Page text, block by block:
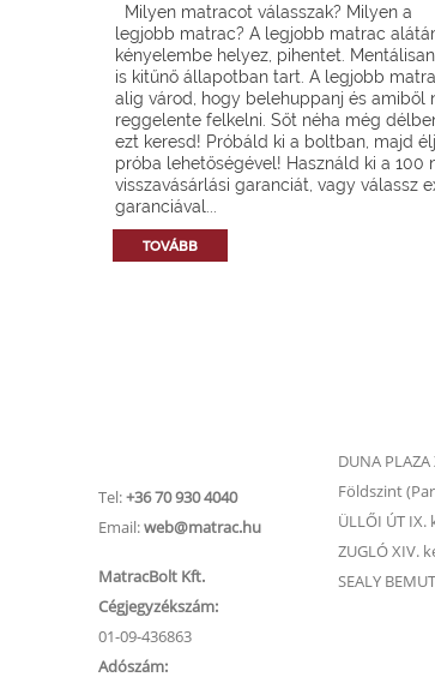
Milyen matracot válasszak? Milyen a
legjobb matrac? A legjobb matrac
kényelembe helyez, pihentet.
is kitűnő állapotban tart. A legjobb
alig várod, hogy belehuppanj és amiből
reggelente felkelni. Sőt néha még
ezt keresd! Próbáld ki a boltban, majd
próba lehetőségével! Használd ki a 100
visszavásárlási garanciát, vagy válassz
garanciával...
TOVÁBB
Tel:+36 70 930 4040
Email:web@matrac.hu
MatracBolt Kft.
Cégjegyzékszám:
01-09-436863
Adószám:
DUNA
Földszint
ÜLLŐI ÚT
ZUGLÓ XIV.
SEALY